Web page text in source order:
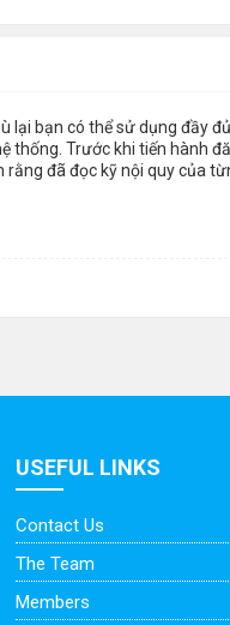
lại bạn có thể sử dụng đầy
thống. Trước khi tiến hành
rằng đã đọc kỹ nội quy của
USEFUL LINKS
Contact Us
The Team
Members